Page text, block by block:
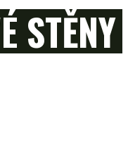
STĚNY